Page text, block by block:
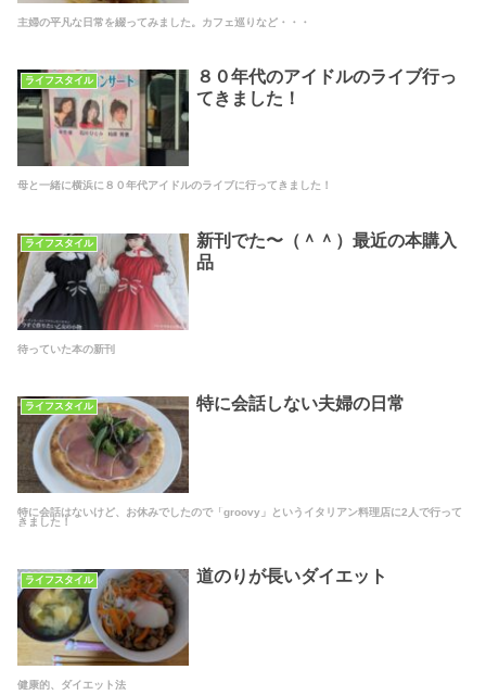
主婦の平凡な日常を綴ってみました。カフェ巡りなど・・・
ライフスタイル
８０年代のアイドルのライブ行っ
てきました！
母と一緒に横浜に８０年代アイドルのライブに行ってきました！
ライフスタイル
新刊でた〜（＾＾）最近の本購入
品
待っていた本の新刊
ライフスタイル 特に会話しない夫婦の日常
特に会話はないけど、お休みでしたので「groovy」というイタリアン料理店に2人で行って
きました！
ライフスタイル 道のりが長いダイエット
健康的、ダイエット法